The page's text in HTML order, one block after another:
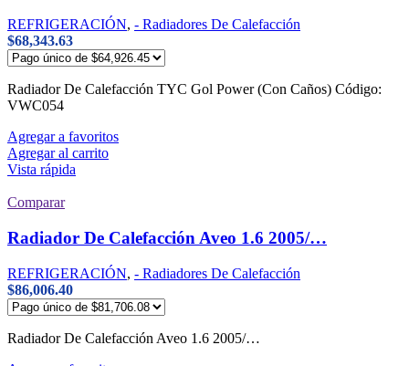
REFRIGERACIÓN, - Radiadores De Calefacción
$68,343.63
Radiador De Calefacción TYC Gol Power (Con Caños) Código:
VWC054
Agregar a favoritos
Agregar al carrito
Vista rápida
Comparar
Radiador De Calefacción Aveo 1.6 2005/…
REFRIGERACIÓN, - Radiadores De Calefacción
$86,006.40
Radiador De Calefacción Aveo 1.6 2005/…